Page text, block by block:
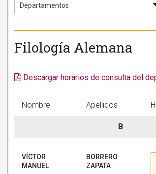
Filología Alemana
Descargar horarios de consulta del
Nombre Apellidos
B
VÍCTOR
MANUEL
BORRERO
ZAPATA